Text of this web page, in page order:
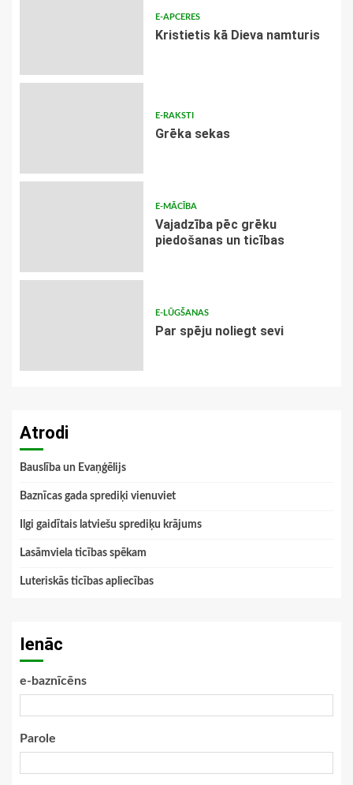
E-APCERES
Kristietis kā Dieva namturis
E-RAKSTI
Grēka sekas
E-MĀCĪBA
Vajadzība pēc grēku
piedošanas un ticības
E-LŪGŠANAS
Par spēju noliegt sevi
Atrodi
Bauslība un Evaņģēlijs
Baznīcas gada sprediķi vienuviet
Ilgi gaidītais latviešu sprediķu krājums
Lasāmviela ticības spēkam
Luteriskās ticības apliecības
Ienāc
e-baznīcēns
Parole